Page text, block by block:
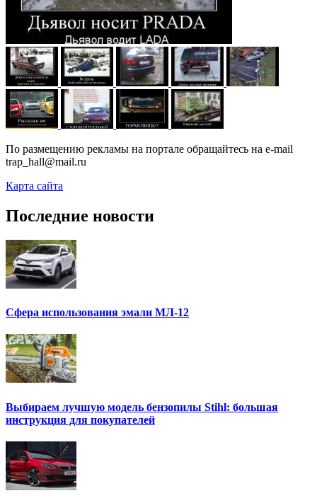
По размещению рекламы на портале обращайтесь на e-mail
trap_hall@mail.ru
Карта сайта
Последние новости
Сфера использования эмали МЛ-12
Выбираем лучшую модель бензопилы Stihl: большая
инструкция для покупателей